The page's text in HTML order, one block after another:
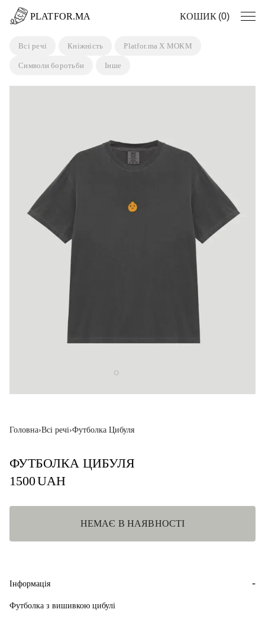
Пропустити
PLATFOR.MA
0
Всі речі Кніжність Platfor.ma X МОКМ
Символи боротьби Інше
Головна›Всі речі›Футболка Цибуля
ФУТБОЛКА ЦИБУЛЯ
1500UAH
НЕМАЄ В НАЯВНОСТІ
Інформація
Футболка з вишивкою цибулі